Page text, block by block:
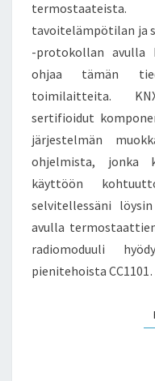
tavoitelämpötilan ja
-protokollan avulla
ohjaa tämän
toimilaitteita.
sertifioidut
järjestelmän
ohjelmista, jonka
käyttöön
selvitellessäni
avulla
radiomoduuli
pienitehoista